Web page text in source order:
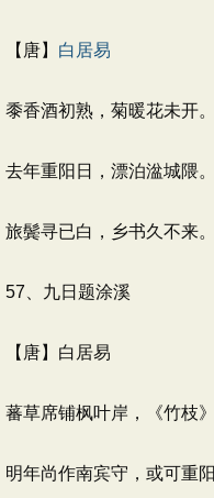
【唐】 白居易
黍香酒初熟，菊暖花未开
去年重阳日，漂泊湓城隈
旅鬓寻已白，乡书久不来
57、九日题涂溪
【唐】白居易
蕃草席铺枫叶岸，《竹枝
明年尚作南宾守，或可重阳